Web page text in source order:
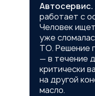
Автосервис.
работает с
Человек
уже
ТО. Решение
— в течение
критически
на другой
масло.